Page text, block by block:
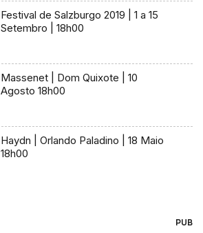
Festival de Salzburgo 2019 | 1 a 15
Setembro | 18h00
Massenet | Dom Quixote | 10
Agosto 18h00
Haydn | Orlando Paladino | 18 Maio
18h00
PUB